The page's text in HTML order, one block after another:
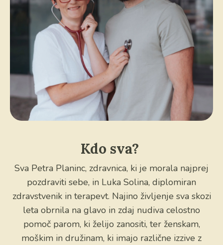
Kdo sva?
Sva Petra Planinc, zdravnica, ki je morala najprej
pozdraviti sebe, in Luka Solina, diplomiran
zdravstvenik in terapevt. Najino življenje sva skozi
leta obrnila na glavo in zdaj nudiva celostno
pomoč parom, ki želijo zanositi, ter ženskam,
moškim in družinam, ki imajo različne izzive z